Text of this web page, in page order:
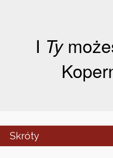
I Ty
Skróty